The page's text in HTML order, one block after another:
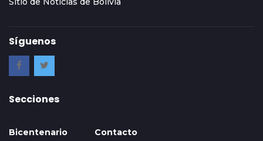
Síguenos
Secciones
Bicentenario Contacto